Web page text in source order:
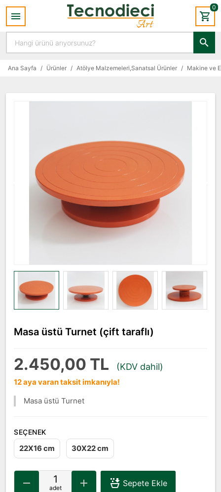
0
Ana Sayfa / Ürünler / Atölye Malzemeleri,Sanatsal Ürünler / Makine ve
Masa üstü Turnet (çift taraflı)
2.450,00 TL (KDV dahil)
12 aya varan taksit imkanıyla!
Masa üstü Turnet
SEÇENEK
22X16 cm 30X22 cm
adet Sepete Ekle